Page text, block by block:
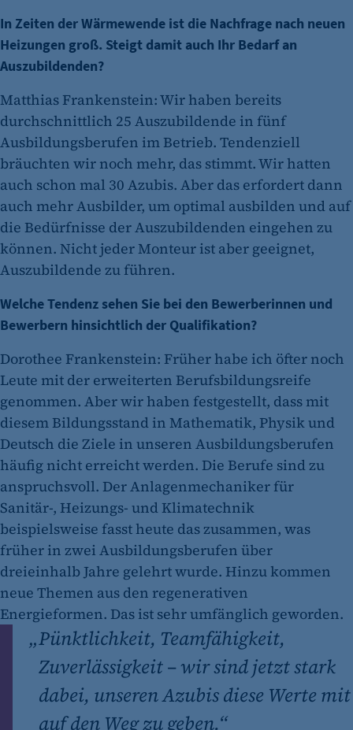
In Zeiten der Wärmewende ist die Nachfrage nach neuen
Heizungen groß. Steigt damit auch Ihr Bedarf an
Auszubildenden?
Matthias Frankenstein: Wir haben bereits
durchschnittlich 25 Auszubildende in fünf
Ausbildungsberufen im Betrieb. Tendenziell
bräuchten wir noch mehr, das stimmt. Wir hatten
auch schon mal 30 Azubis. Aber das erfordert dann
auch mehr Ausbilder, um optimal ausbilden und auf
die Bedürfnisse der Auszubildenden eingehen zu
können. Nicht jeder Monteur ist aber geeignet,
Auszubildende zu führen.
Welche Tendenz sehen Sie bei den Bewerberinnen und
Bewerbern hinsichtlich der Qualifikation?
Dorothee Frankenstein: Früher habe ich öfter noch
Leute mit der erweiterten Berufsbildungsreife
genommen. Aber wir haben festgestellt, dass mit
diesem Bildungsstand in Mathematik, Physik und
Deutsch die Ziele in unseren Ausbildungsberufen
häufig nicht erreicht werden. Die Berufe sind zu
anspruchsvoll. Der Anlagenmechaniker für
Sanitär-, Heizungs- und Klimatechnik
beispielsweise fasst heute das zusammen, was
früher in zwei Ausbildungsberufen über
dreieinhalb Jahre gelehrt wurde. Hinzu kommen
neue Themen aus den regenerativen
Energieformen. Das ist sehr umfänglich geworden.
„Pünktlichkeit, Teamfähigkeit,
Zuverlässigkeit – wir sind jetzt stark
dabei, unseren Azubis diese Werte mit
auf den Weg zu geben.“